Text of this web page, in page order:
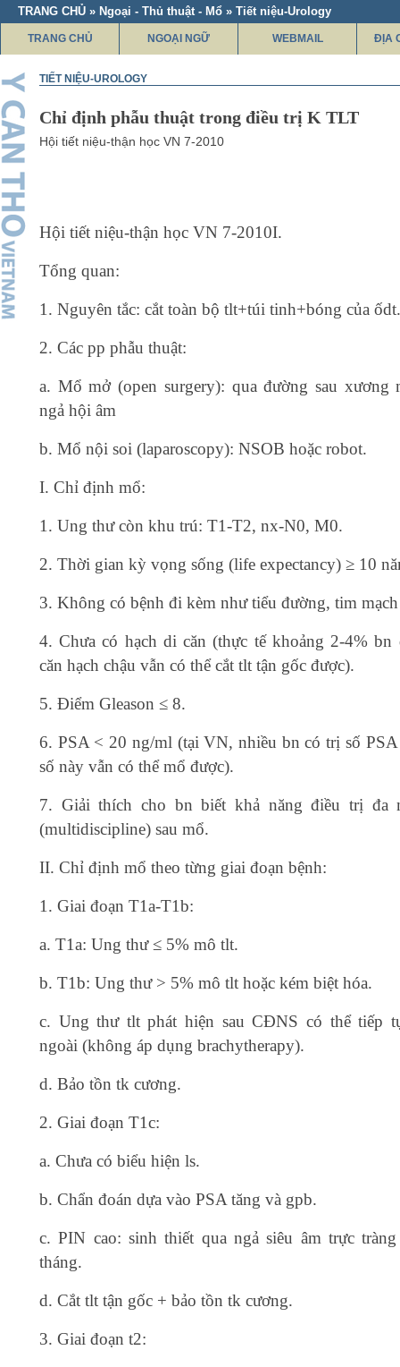
TRANG CHỦ » Ngoại - Thủ thuật - Mổ » Tiết niệu-Urology
TRANG CHỦ NGOẠI NGỮ WEBMAIL ĐỊA
TIẾT NIỆU-UROLOGY
Chỉ định phẫu thuật trong điều trị K TLT
Hội tiết niệu-thận học VN 7-2010
Hội tiết niệu-thận học VN 7-2010I.
Tổng quan:
1. Nguyên tắc: cắt toàn bộ tlt+túi tinh+bóng của ốdt.
2. Các pp phẫu thuật:
a. Mổ mở (open surgery): qua đường sau xương
ngả hội âm
b. Mổ nội soi (laparoscopy): NSOB hoặc robot.
I. Chỉ định mổ:
1. Ung thư còn khu trú: T1-T2, nx-N0, M0.
2. Thời gian kỳ vọng sống (life expectancy) ≥ 10
3. Không có bệnh đi kèm như tiểu đường, tim
4. Chưa có hạch di căn (thực tế khoảng 2-4% bn
căn hạch chậu vẫn có thể cắt tlt tận gốc được).
5. Điểm Gleason ≤ 8.
6. PSA < 20 ng/ml (tại VN, nhiều bn có trị số PSA
số này vẫn có thể mổ được).
7. Giải thích cho bn biết khả năng điều trị đa
(multidiscipline) sau mổ.
II. Chỉ định mổ theo từng giai đoạn bệnh:
1. Giai đoạn T1a-T1b:
a. T1a: Ung thư ≤ 5% mô tlt.
b. T1b: Ung thư > 5% mô tlt hoặc kém biệt hóa.
c. Ung thư tlt phát hiện sau CĐNS có thể tiếp
ngoài (không áp dụng brachytherapy).
d. Bảo tồn tk cương.
2. Giai đoạn T1c:
a. Chưa có biểu hiện ls.
b. Chẩn đoán dựa vào PSA tăng và gpb.
c. PIN cao: sinh thiết qua ngả siêu âm trực
tháng.
d. Cắt tlt tận gốc + bảo tồn tk cương.
3. Giai đoạn t2: